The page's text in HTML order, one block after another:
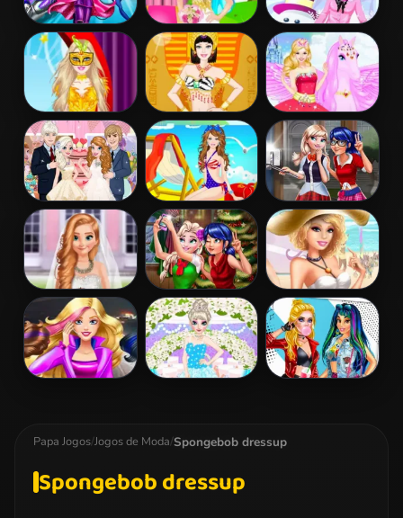
Barbara Spy
Squad Dress up
Barbie Bride
Dress Up
Barbie Winter
Dress Up
Barbie
Masquerade
Dress Up
Barbie
Egyptian
Princess Dress
Up
Barbie And The
Pegasus
Elsa And Anna
Wedding Party
Barbie Colorful
Swimsuits
Dress Up
Ladybug Elsa
College Fashion
Frozen And
Ariel Wedding
Ladybug And
Elsa Xmas
Selfie
Barbies Sexy
Bikini Beach
Papa Jogos/Jogos de Moda/Spongebob dressup
Spongebob dressup